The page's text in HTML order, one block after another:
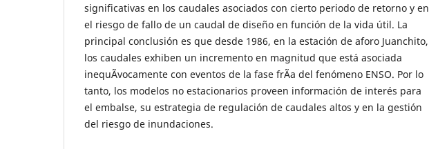
significativas en los caudales asociados con cierto periodo de retorno y en
el riesgo de fallo de un caudal de diseño en función de la vida útil. La
principal conclusión es que desde 1986, en la estación de aforo Juanchito,
los caudales exhiben un incremento en magnitud que está asociada
inequÃ­vocamente con eventos de la fase frÃ­a del fenómeno ENSO. Por lo
tanto, los modelos no estacionarios proveen información de interés para
el embalse, su estrategia de regulación de caudales altos y en la gestión
del riesgo de inundaciones.